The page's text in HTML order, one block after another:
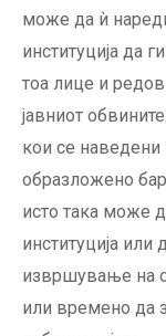
може да ѝ
институција да
тоа лице и
јавниот
кои се
образложено
исто така може
институција или
извршување на
или времено да